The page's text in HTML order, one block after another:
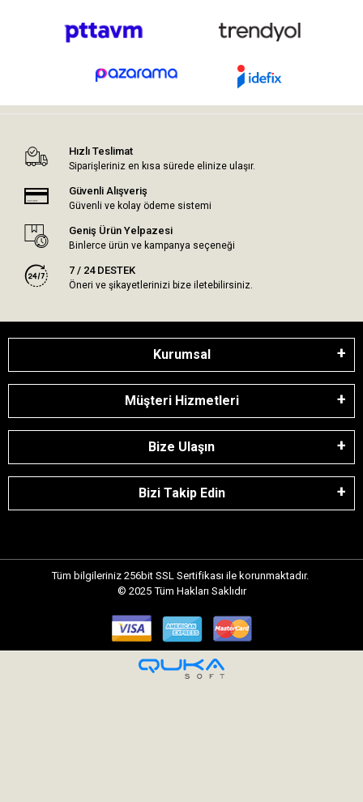
Hızlı Teslimat
Siparişleriniz en kısa sürede elinize ulaşır.
Güvenli Alışveriş
Güvenli ve kolay ödeme sistemi
Geniş Ürün Yelpazesi
Binlerce ürün ve kampanya seçeneği
7 / 24 DESTEK
Öneri ve şikayetlerinizi bize iletebilirsiniz.
Kurumsal
Müşteri Hizmetleri
Bize Ulaşın
Bizi Takip Edin
Tüm bilgileriniz 256bit SSL Sertifikası ile korunmaktadır.
© 2025 Tüm Hakları Saklıdır